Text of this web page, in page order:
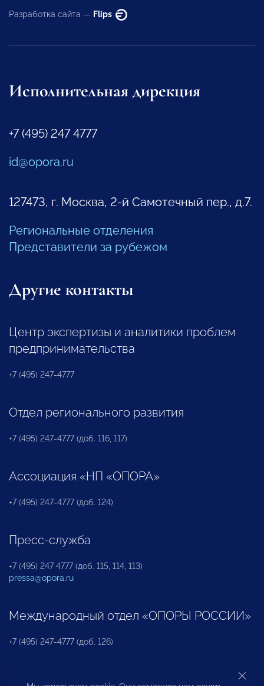
Разработка сайта — Flips
Исполнительная дирекция
+7 (495) 247 4777
id@opora.ru
127473, г. Москва, 2-й Самотечный пер., д.7.
Региональные отделения
Представители за рубежом
Другие контакты
Центр экспертизы и аналитики проблем
предпринимательства
+7 (495) 247-4777
Отдел регионального развития
+7 (495) 247-4777 (доб. 116, 117)
Ассоциация «НП «ОПОРА»
+7 (495) 247-4777 (доб. 124)
Пресс-служба
+7 (495) 247 4777 (доб. 115, 114, 113)
pressa@opora.ru
Международный отдел «ОПОРЫ РОССИИ»
+7 (495) 247-4777 (доб. 126)
Бюро по защите прав предпринимателей и